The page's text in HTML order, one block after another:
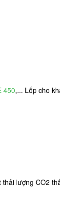
450,... Lốp cho
lượng CO2